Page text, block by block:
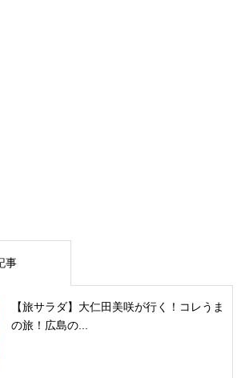
事
【旅サラダ】大仁田美咲が行く！コレうま
の旅！広島の...